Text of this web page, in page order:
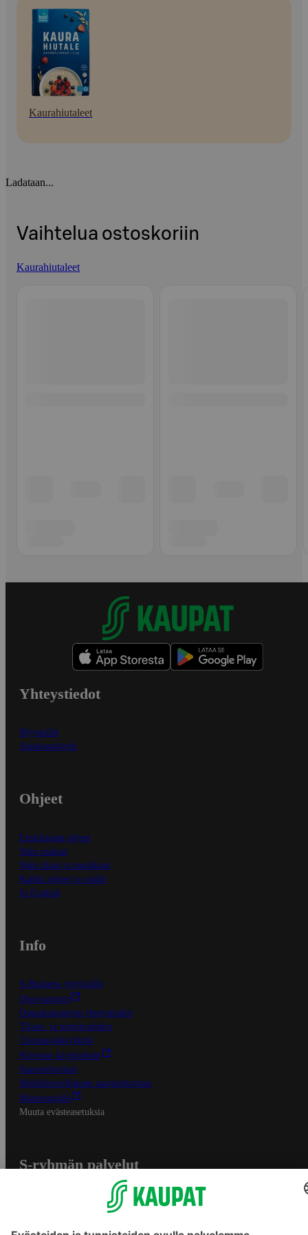
Kaurahiutaleet
Ladataan...
Vaihtelua ostoskoriin
Kaurahiutaleet
Yhteystiedot
Myymälät
Asiakaspalvelu
Ohjeet
Ensitilaajan ohjeet
Näin maksat
Näin tilaat ja muokkaat
Kaikki ohjeet ja vinkit
In English
Info
S-Business yrityksille
Oiva-raportit
Osuuskauppojen yhteystiedot
Tilaus- ja toimitusehdot
Tietosuojakäytäntö
Palvelun käyttöehdot
Saavutettavuus
Mobiilisovelluksen saavutettavuus
Mainostajalle
Muuta evästeasetuksia
S-ryhmän palvelut